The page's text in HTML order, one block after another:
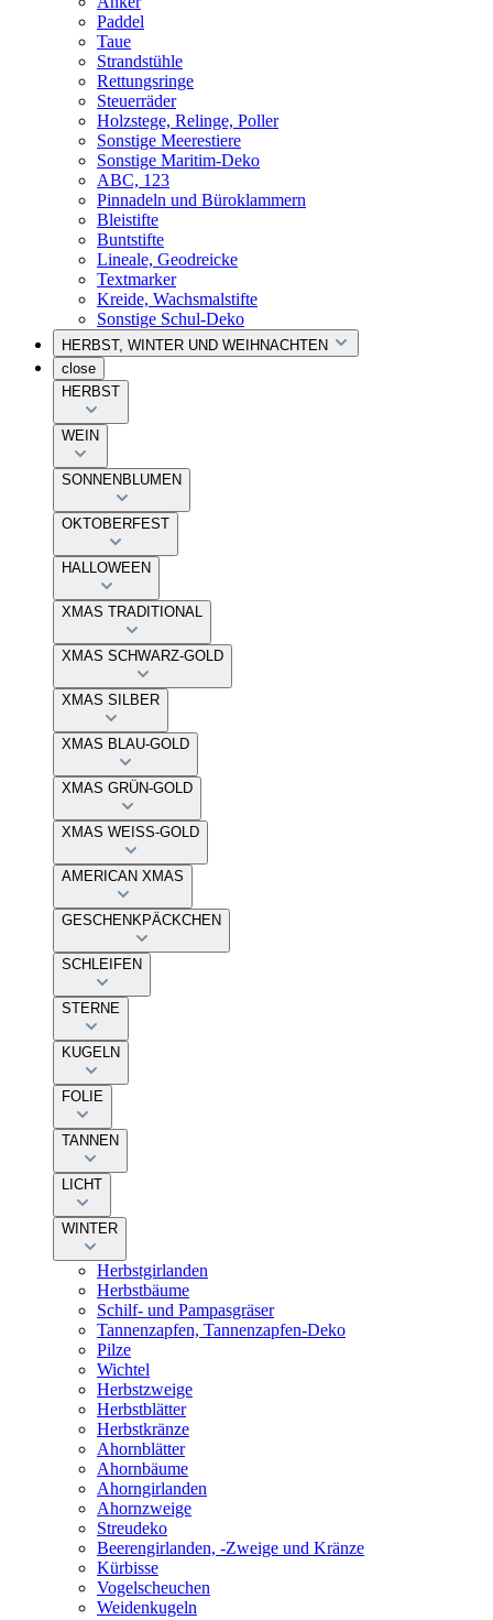
Paddel
Taue
Strandstühle
Rettungsringe
Steuerräder
Holzstege, Relinge, Poller
Sonstige Meerestiere
Sonstige Maritim-Deko
ABC, 123
Pinnadeln und Büroklammern
Bleistifte
Buntstifte
Lineale, Geodreicke
Textmarker
Kreide, Wachsmalstifte
Sonstige Schul-Deko
HERBST, WINTER UND WEIHNACHTEN
close
HERBST
WEIN
SONNENBLUMEN
OKTOBERFEST
HALLOWEEN
XMAS TRADITIONAL
XMAS SCHWARZ-GOLD
XMAS SILBER
XMAS BLAU-GOLD
XMAS GRÜN-GOLD
XMAS WEISS-GOLD
AMERICAN XMAS
GESCHENKPÄCKCHEN
SCHLEIFEN
STERNE
KUGELN
FOLIE
TANNEN
LICHT
WINTER
Herbstgirlanden
Herbstbäume
Schilf- und Pampasgräser
Tannenzapfen, Tannenzapfen-Deko
Pilze
Wichtel
Herbstzweige
Herbstblätter
Herbstkränze
Ahornblätter
Ahornbäume
Ahorngirlanden
Ahornzweige
Streudeko
Beerengirlanden, -Zweige und Kränze
Kürbisse
Vogelscheuchen
Weidenkugeln